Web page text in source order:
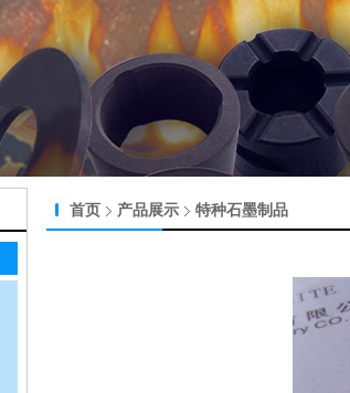
首页 产品展示 特种石墨制品